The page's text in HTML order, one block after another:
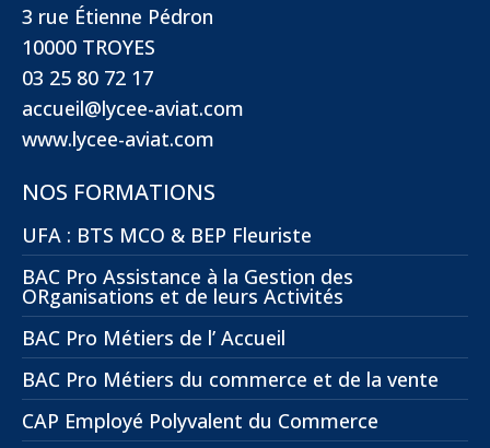
3 rue Étienne Pédron
10000 TROYES
03 25 80 72 17
accueil@lycee-aviat.com
www.lycee-aviat.com
NOS FORMATIONS
UFA : BTS MCO & BEP Fleuriste
BAC Pro Assistance à la Gestion des
ORganisations et de leurs Activités
BAC Pro Métiers de l’ Accueil
BAC Pro Métiers du commerce et de la vente
CAP Employé Polyvalent du Commerce